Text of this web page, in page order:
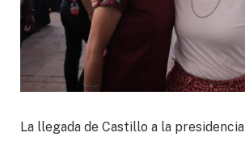
La llegada de Castillo a la presidencia